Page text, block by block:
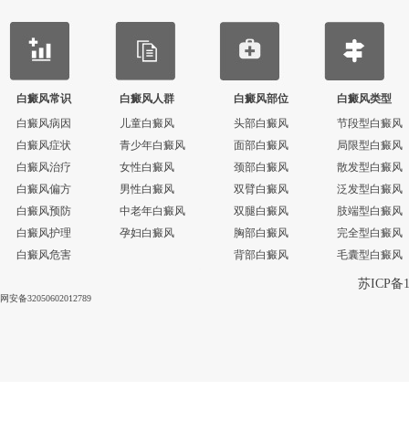
白癜风常识
白癜风病因
白癜风症状
白癜风治疗
白癜风偏方
白癜风预防
白癜风护理
白癜风危害
白癜风人群
儿童白癜风
青少年白癜风
女性白癜风
男性白癜风
中老年白癜风
孕妇白癜风
白癜风部位
头部白癜风
面部白癜风
颈部白癜风
双臂白癜风
双腿白癜风
胸部白癜风
背部白癜风
白癜风类型
节段型白癜风
局限型白癜风
散发型白癜风
泛发型白癜风
肢端型白癜风
完全型白癜风
毛囊型白癜风
苏ICP备
网安备32050602012789